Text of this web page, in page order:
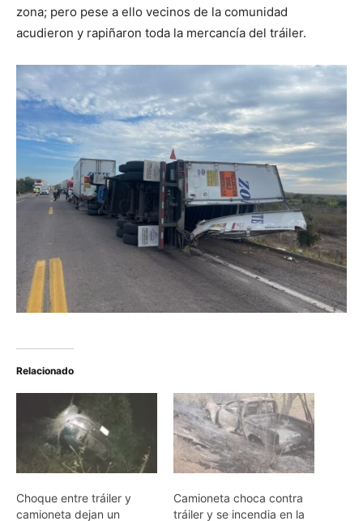
zona; pero pese a ello vecinos de la comunidad
acudieron y rapiñaron toda la mercancía del tráiler.
Relacionado
Choque entre tráiler y
camioneta dejan un
Camioneta choca contra
tráiler y se incendia en la